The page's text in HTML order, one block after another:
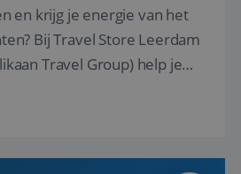
en krijg je energie van het
Travel Group) help je
we van elke reis een
of j...